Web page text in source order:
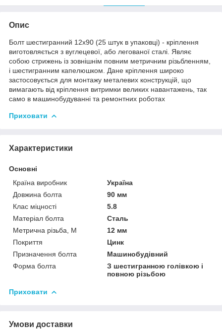
Опис
Болт шестигранний 12х90 (25 штук в упаковці) - кріплення
виготовляється з вуглецевої, або легованої сталі. Являє
собою стрижень із зовнішнім повним метричним різьбленням,
і шестигранним капелюшком. Дане кріплення широко
застосовується для монтажу металевих конструкцій, що
вимагають від кріплення витримки великих навантажень, так
само в машинобудуванні та ремонтних роботах
Приховати
Характеристики
Основні
Країна виробник
Україна
Довжина болта
90 мм
Клас міцності
5.8
Матеріал болта
Сталь
Метрична різьба, М
12 мм
Покриття
Цинк
Призначення болта
Машинобудівний
Форма болта
З шестигранною голівкою і
повною різьбою
Приховати
Умови доставки